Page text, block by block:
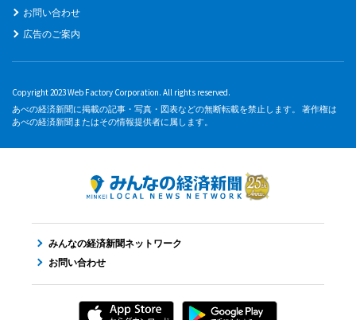
お問い合わせ
広告のご案内
Copyright 2023 Web Factory Corporation. All rights reserved.
あべの経済新聞に掲載の記事・写真・図表などの無断転載を禁止します。 著作権は
あべの経済新聞またはその情報提供者に属します。
みんなの経済新聞ネットワーク
お問い合わせ